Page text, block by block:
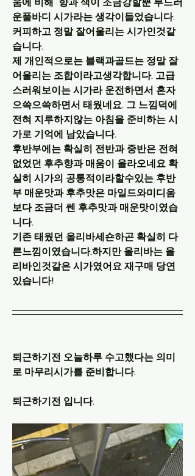
운풀바디 시가라는 생각이들었습니다.
커피하고 정말 잘어울리는 시가인것같
습니다.
제 개인적으로는 블랙과골드는 정말 잘
어울리는 조합이라고생각합니다. 고급
스러워보이는 시가라 운전하면서 혼자
으쓱으쓱하면서 태웠네요. 그 느낌덕에
전혀 지루하지않는 아침을 준비하는 시
가로 기억에 남았습니다.
후반부에는 확실히 전반과 중반은 전혀
없었던 후추향과 매움이 올라오네요 확
실히 시가의 공통적이라할수있는 후반
부 매운맛과 후추맛은 마일드와미디움
보다 조금더 쎈 후추맛과 매운맛이였습
니다.
기존 태웠던 올리바세숀하곤 확실히 다
른느낌이였습니다.하지만 올리바는 올
리바인것같은 시가였어요 재구매 당연
있습니다!
퇴근하기전 오늘하루 수고했다는 의미
로 마무리시가를 준비합니다.
퇴근하기전 입니다.